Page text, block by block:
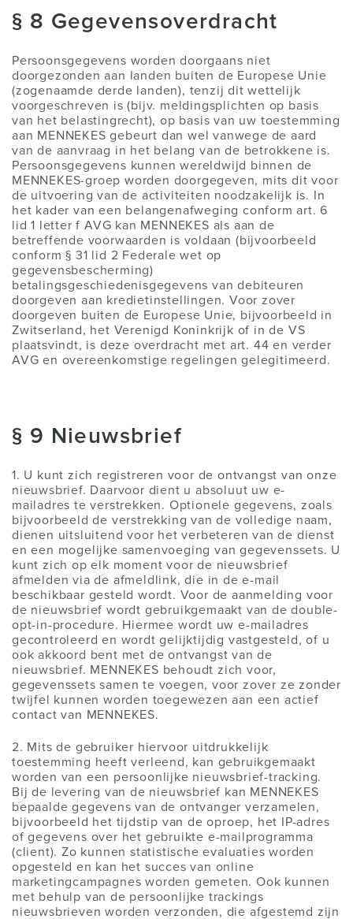
§ 8 Gegevensoverdracht
Persoonsgegevens worden doorgaans niet
doorgezonden aan landen buiten de Europese Unie
(zogenaamde derde landen), tenzij dit wettelijk
voorgeschreven is (bijv. meldingsplichten op basis
van het belastingrecht), op basis van uw toestemming
aan MENNEKES gebeurt dan wel vanwege de aard
van de aanvraag in het belang van de betrokkene is.
Persoonsgegevens kunnen wereldwijd binnen de
MENNEKES-groep worden doorgegeven, mits dit voor
de uitvoering van de activiteiten noodzakelijk is. In
het kader van een belangenafweging conform art. 6
lid 1 letter f AVG kan MENNEKES als aan de
betreffende voorwaarden is voldaan (bijvoorbeeld
conform § 31 lid 2 Federale wet op
gegevensbescherming)
betalingsgeschiedenisgegevens van debiteuren
doorgeven aan kredietinstellingen. Voor zover
doorgeven buiten de Europese Unie, bijvoorbeeld in
Zwitserland, het Verenigd Koninkrijk of in de VS
plaatsvindt, is deze overdracht met art. 44 en verder
AVG en overeenkomstige regelingen gelegitimeerd.
§ 9 Nieuwsbrief
1. U kunt zich registreren voor de ontvangst van onze
nieuwsbrief. Daarvoor dient u absoluut uw e-
mailadres te verstrekken. Optionele gegevens, zoals
bijvoorbeeld de verstrekking van de volledige naam,
dienen uitsluitend voor het verbeteren van de dienst
en een mogelijke samenvoeging van gegevenssets. U
kunt zich op elk moment voor de nieuwsbrief
afmelden via de afmeldlink, die in de e-mail
beschikbaar gesteld wordt. Voor de aanmelding voor
de nieuwsbrief wordt gebruikgemaakt van de double-
opt-in-procedure. Hiermee wordt uw e-mailadres
gecontroleerd en wordt gelijktijdig vastgesteld, of u
ook akkoord bent met de ontvangst van de
nieuwsbrief. MENNEKES behoudt zich voor,
gegevenssets samen te voegen, voor zover ze zonder
twijfel kunnen worden toegewezen aan een actief
contact van MENNEKES.
2. Mits de gebruiker hiervoor uitdrukkelijk
toestemming heeft verleend, kan gebruikgemaakt
worden van een persoonlijke nieuwsbrief-tracking.
Bij de levering van de nieuwsbrief kan MENNEKES
bepaalde gegevens van de ontvanger verzamelen,
bijvoorbeeld het tijdstip van de oproep, het IP-adres
of gegevens over het gebruikte e-mailprogramma
(client). Zo kunnen statistische evaluaties worden
opgesteld en kan het succes van online
marketingcampagnes worden gemeten. Ook kunnen
met behulp van de persoonlijke trackings
nieuwsbrieven worden verzonden, die afgestemd zijn